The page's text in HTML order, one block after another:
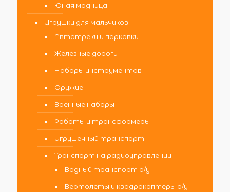
Юная модница
Игрушки для мальчиков
Автотреки и парковки
Железные дороги
Наборы инструментов
Оружие
Военные наборы
Роботы и трансформеры
Игрушечный транспорт
Транспорт на радиоуправлении
Водный транспорт р/у
Вертолеты и квадрокоптеры р/у